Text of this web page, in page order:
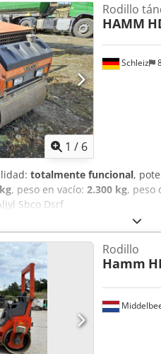
1 / 6
Schleiz
Rodillo
HAMM
totalmente funcional,
, peso en vacío: 2.300 kg, peso
Sbco Dsrf
Rodillo
Hamm